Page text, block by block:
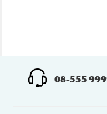
08-555